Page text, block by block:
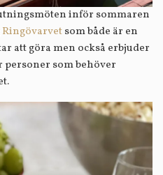
inför sommaren
Ringövarvetsom både är en
att göra men också erbjuder
som behöver